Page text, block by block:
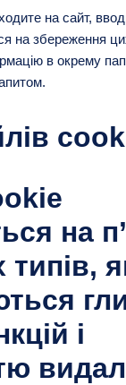
на сайт,
на збереження
в окрему
на
і